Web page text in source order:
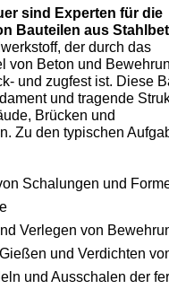
sind Experten für die
Bauteilen aus
der durch das
von Beton und
und zugfest ist. Diese
und tragende
Brücken und
Zu den typischen
Schalungen und
Verlegen von
und Verdichten
und Ausschalen der